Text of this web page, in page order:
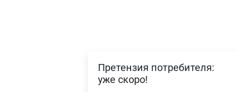
Претензия потребителя:
уже скоро!